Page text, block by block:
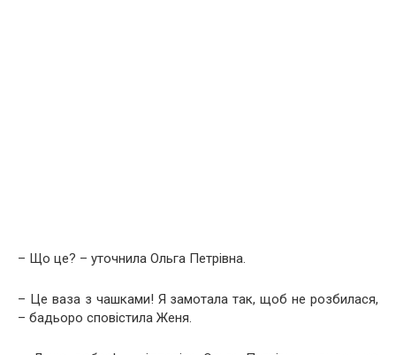
– Що це? – уточнила Ольга Петрівна.
– Це ваза з чашками! Я замотала так, щоб не розбилася,
– бадьоро сповістила Женя.